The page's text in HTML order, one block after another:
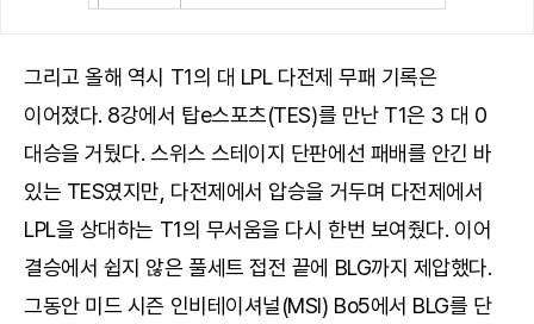
그리고 올해 역시 T1의 대 LPL 다전제 무패 기록은
이어졌다. 8강에서 탑e스포츠(TES)를 만난 T1은 3 대 0
대승을 거뒀다. 스위스 스테이지 단판에선 패배를 안긴 바
있는 TES였지만, 다전제에서 압승을 거두며 다전제에서
LPL을 상대하는 T1의 무서움을 다시 한번 보여줬다. 이어
결승에서 쉽지 않은 풀세트 접전 끝에 BLG까지 제압했다.
그동안 미드 시즌 인비테이셔널(MSI) Bo5에서 BLG를 단